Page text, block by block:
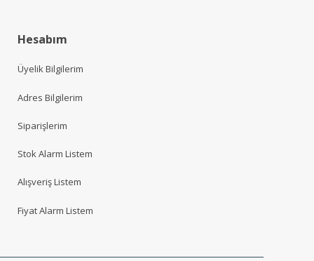
Hesabım
Üyelik Bilgilerim
Adres Bilgilerim
Siparişlerim
Stok Alarm Listem
Alışveriş Listem
Fiyat Alarm Listem